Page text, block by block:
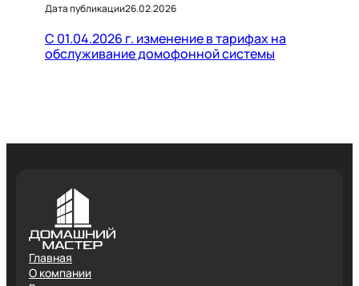
Дата публикации26.02.2026
С 01.04.2026 г. изменение в тарифах на
обслуживание домофонной системы
Главная
О компании